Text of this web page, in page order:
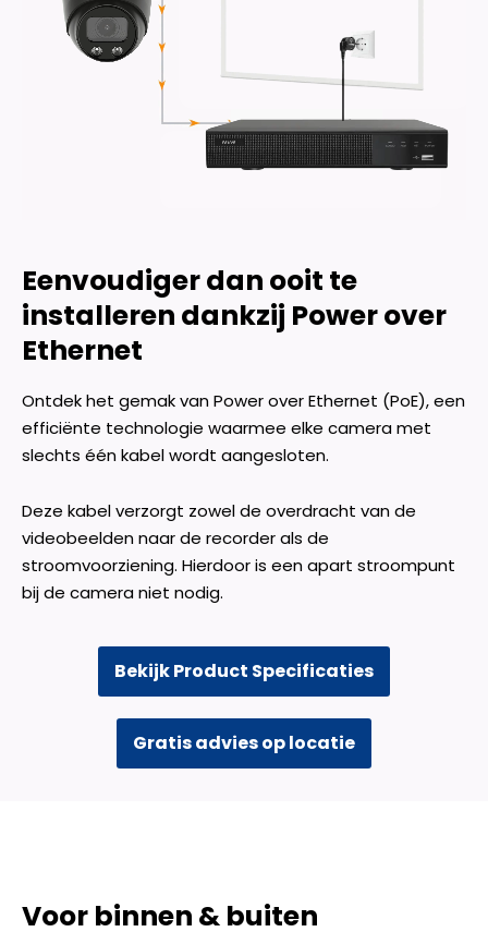
Eenvoudiger dan ooit te
installeren dankzij Power over
Ethernet
Ontdek het gemak van Power over Ethernet (PoE), een
efficiënte technologie waarmee elke camera met
slechts één kabel wordt aangesloten.
Deze kabel verzorgt zowel de overdracht van de
videobeelden naar de recorder als de
stroomvoorziening. Hierdoor is een apart stroompunt
bij de camera niet nodig.
Bekijk Product Specificaties
Gratis advies op locatie
Voor binnen & buiten